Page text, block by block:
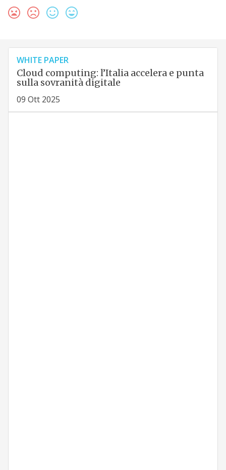
WHITE PAPER
Cloud computing: l’Italia accelera e punta
sulla sovranità digitale
09 Ott 2025